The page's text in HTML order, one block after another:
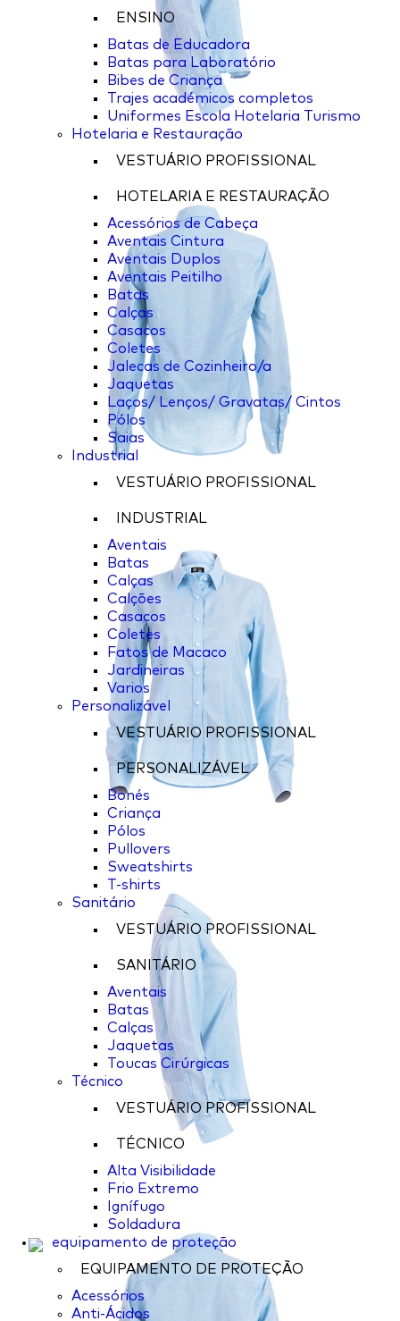
ENSINO
Batas de Educadora
Batas para Laboratório
Bibes de Criança
Trajes académicos completos
Uniformes Escola Hotelaria Turismo
Hotelaria e Restauração
VESTUÁRIO PROFISSIONAL
HOTELARIA E RESTAURAÇÃO
Acessórios de Cabeça
Aventais Cintura
Aventais Duplos
Aventais Peitilho
Batas
Calças
Casacos
Coletes
Jalecas de Cozinheiro/a
Jaquetas
Laços/ Lenços/ Gravatas/ Cintos
Pólos
Saias
Industrial
VESTUÁRIO PROFISSIONAL
INDUSTRIAL
Aventais
Batas
Calças
Calções
Casacos
Coletes
Fatos de Macaco
Jardineiras
Varios
Personalizável
VESTUÁRIO PROFISSIONAL
PERSONALIZÁVEL
Bonés
Criança
Pólos
Pullovers
Sweatshirts
T-shirts
Sanitário
VESTUÁRIO PROFISSIONAL
SANITÁRIO
Aventais
Batas
Calças
Jaquetas
Toucas Cirúrgicas
Técnico
VESTUÁRIO PROFISSIONAL
TÉCNICO
Alta Visibilidade
Frio Extremo
Ignífugo
Soldadura
equipamento de proteção
EQUIPAMENTO DE PROTEÇÃO
Acessórios
Anti-Ácidos